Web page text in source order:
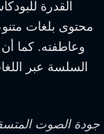
القدرة
محتوى بلغات
وعاطفته. كما أن
السلسة عبر
جودة الصوت